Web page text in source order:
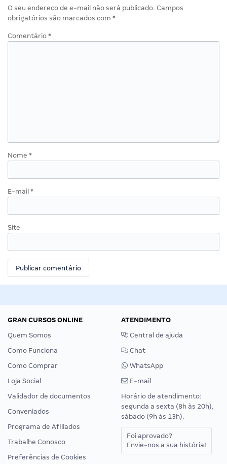
O seu endereço de e-mail não será publicado. Campos
obrigatórios são marcados com *
Comentário *
Nome *
E-mail *
Site
GRAN CURSOS ONLINE
Quem Somos
Como Funciona
Como Comprar
Loja Social
Validador de documentos
Conveniados
Programa de Afiliados
Trabalhe Conosco
Preferências de Cookies
ATENDIMENTO
Central de ajuda
Chat
WhatsApp
E-mail
Horário de atendimento:
segunda a sexta (8h às 20h),
sábado (9h às 13h).
Foi aprovado?
Envie-nos a sua história!